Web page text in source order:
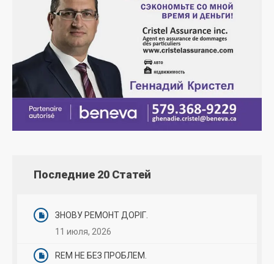
Последние 20 Статей
ЗНОВУ РЕМОНТ ДОРІГ.
11 июля, 2026
REM НЕ БЕЗ ПРОБЛЕМ.